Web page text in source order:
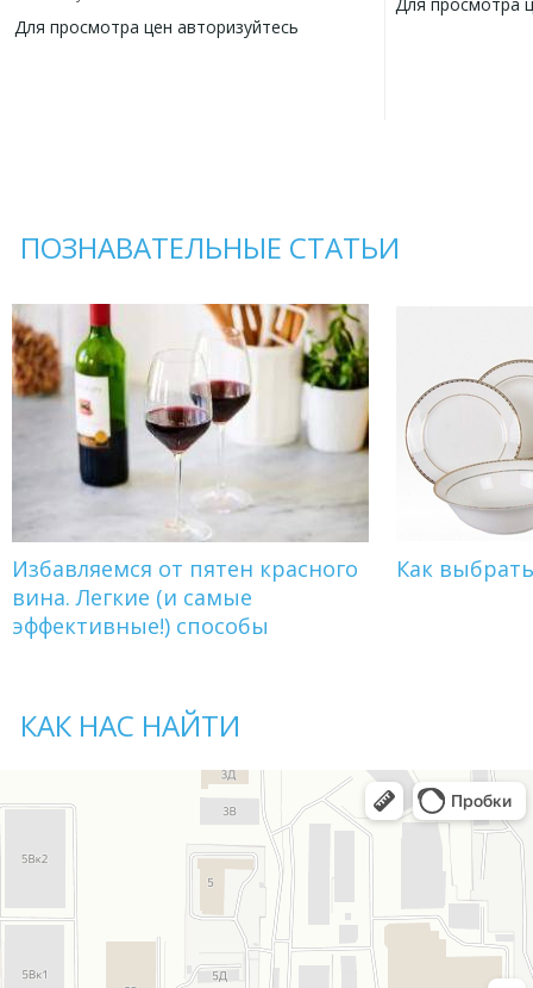
Для просмотра цен авторизуйтесь
Для просмотра
ПОЗНАВАТЕЛЬНЫЕ СТАТЬИ
Избавляемся от пятен красного
вина. Легкие (и самые
эффективные!) способы
Как
КАК НАС НАЙТИ